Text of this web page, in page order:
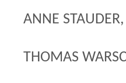
ANNE STAUDER,
THOMAS